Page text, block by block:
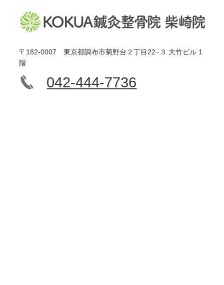
〒182-0007 東京都調布市菊野台２丁目22−３ 大竹ビル 1
階
042-444-7736